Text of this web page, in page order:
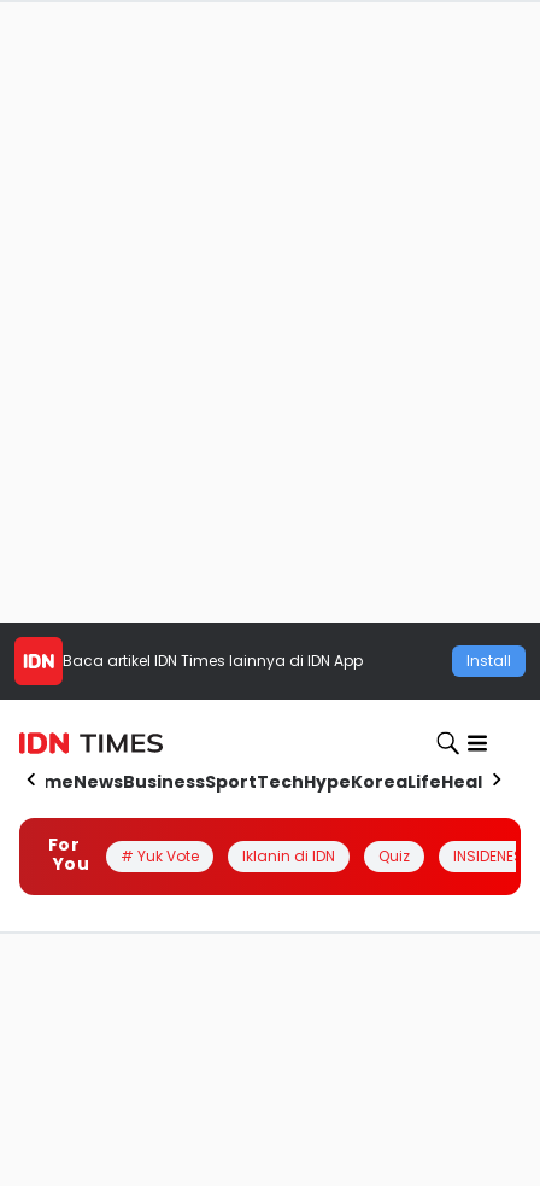
Baca artikel IDN Times lainnya di IDN App Install
HomeNewsBusinessSportTechHypeKoreaLifeHealth
For
You
# Yuk Vote Iklanin di IDN Quiz INSIDENESIA